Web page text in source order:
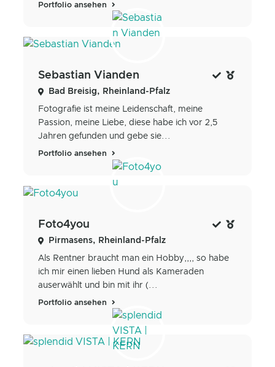
Portfolio ansehen
Sebastian Vianden
Bad Breisig, Rheinland-Pfalz
Fotografie ist meine Leidenschaft, meine
Passion, meine Liebe, diese habe ich vor 2,5
Jahren gefunden und gebe sie...
Portfolio ansehen
Foto4you
Pirmasens, Rheinland-Pfalz
Als Rentner braucht man ein Hobby,,,, so habe
ich mir einen lieben Hund als Kameraden
auserwählt und bin mit ihr (...
Portfolio ansehen